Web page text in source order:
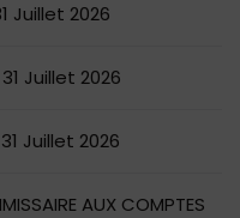
Juillet 2026
Juillet 2026
Juillet 2026
AUX COMPTES